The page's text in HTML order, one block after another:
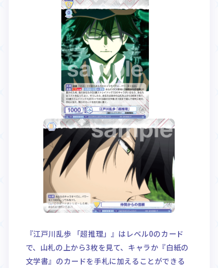
『江戸川乱歩 「超推理」』はレベル0のカード
で、山札の上から3枚を見て、キャラか『白紙の
文学書』のカードを手札に加えることができる